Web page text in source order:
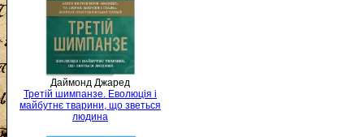
Даймонд Джаред
Третій шимпанзе. Еволюція і
майбутнє тварини, що зветься
людина